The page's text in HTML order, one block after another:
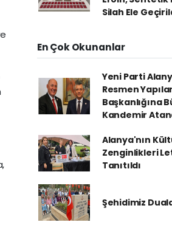
Silah Ele
En Çok Okunanlar
Yeni Parti
Resmen
Başkanlığına
Kandemir
Alanya'nın
Zenginlikleri
Tanıtıldı
Şehidimiz